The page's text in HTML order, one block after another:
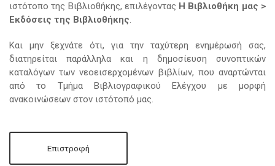
ιστότοπο της Βιβλιοθήκης, επιλέγοντας Η Βιβλιοθήκη μας >
Εκδόσεις της Βιβλιοθήκης.
Και μην ξεχνάτε ότι, για την ταχύτερη ενημέρωσή σας,
διατηρείται παράλληλα και η δημοσίευση συνοπτικών
καταλόγων των νεοεισερχομένων βιβλίων, που αναρτώνται
από το Τμήμα Βιβλιογραφικού Ελέγχου με μορφή
ανακοινώσεων στον ιστότοπό μας.
Επιστροφή